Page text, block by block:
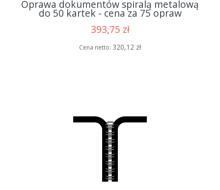
Oprawa dokumentów spiralą metalową
do 50 kartek - cena za 75 opraw
393,75 zł
Cena netto: 320,12 zł